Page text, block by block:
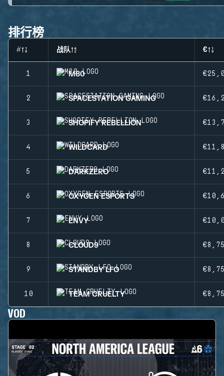
排行榜
# 战队 €
1 M80
2 SPACESTATION GAMING
3 SHOPIFY REBELLION
4 WILDCARD
5 DARKZERO
6 OXYGEN ESPORTS
7 ENVY
8 CLOUD9
9 STANDBY LFO
10 TEAM CRUELTY
VOD